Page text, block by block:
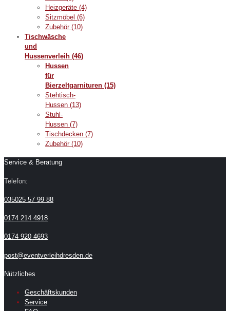
Heizgeräte (4)
Sitzmöbel (6)
Zubehör (10)
Tischwäsche
und
Hussenverleih (46)
Hussen
für
Bierzeltgarnituren (15)
Stehtisch-
Hussen (13)
Stuhl-
Hussen (7)
Tischdecken (7)
Zubehör (10)
Service & Beratung
Telefon:
035025 57 99 88
0174 214 4918
0174 920 4693
post@eventverleihdresden.de
Nützliches
Geschäftskunden
Service